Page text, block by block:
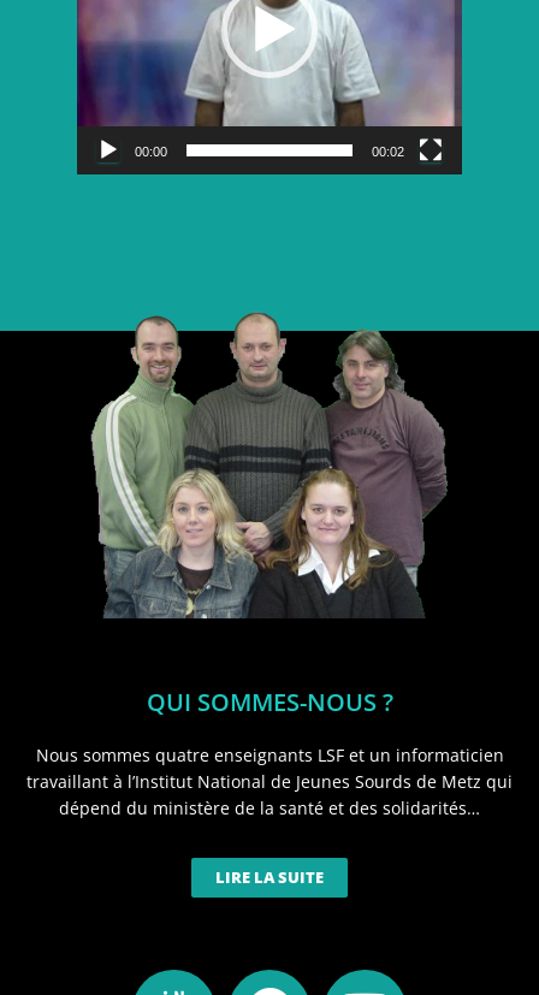
00:00 00:02
QUI SOMMES-NOUS ?
Nous sommes quatre enseignants LSF et un informaticien
travaillant à l’Institut National de Jeunes Sourds de Metz qui
dépend du ministère de la santé et des solidarités…
LIRE LA SUITE